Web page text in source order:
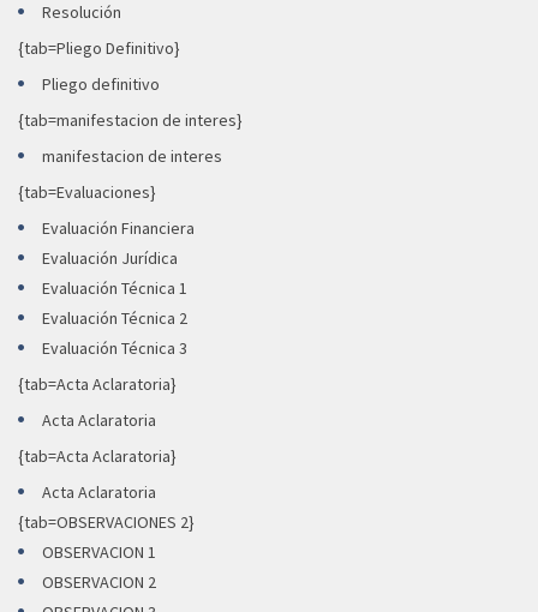
Resolución
{tab=Pliego Definitivo}
Pliego definitivo
{tab=manifestacion de interes}
manifestacion de interes
{tab=Evaluaciones}
Evaluación Financiera
Evaluación Jurídica
Evaluación Técnica 1
Evaluación Técnica 2
Evaluación Técnica 3
{tab=Acta Aclaratoria}
Acta Aclaratoria
{tab=Acta Aclaratoria}
Acta Aclaratoria
{tab=OBSERVACIONES 2}
OBSERVACION 1
OBSERVACION 2